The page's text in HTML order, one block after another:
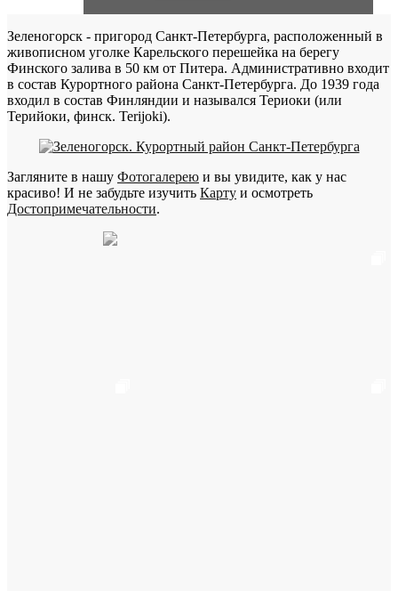
Зеленогорск - пригород Санкт-Петербурга, расположенный в
живописном уголке Карельского перешейка на берегу
Финского залива в 50 км от Питера. Административно входит
в состав Курортного района Санкт-Петербурга. До 1939 года
входил в состав Финляндии и назывался Териоки (или
Терийоки, финск. Terijoki).
Загляните в нашу Фотогалерею и вы увидите, как у нас
красиво! И не забудьте изучить Карту и осмотреть
Достопримечательности.